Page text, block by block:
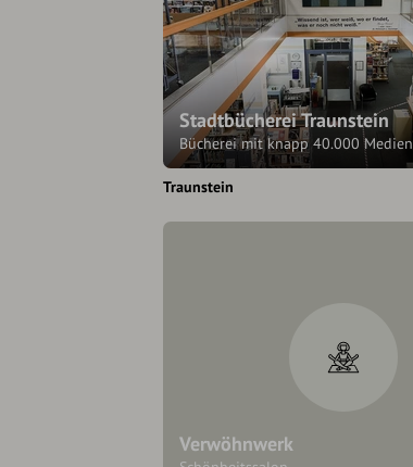
Stadtbücherei Traunstein
Bücherei mit knapp 40.000 Medien
Traunstein
Verwöhnwerk